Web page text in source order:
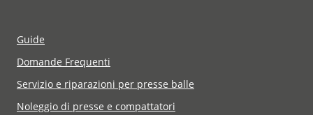
Guide
Domande Frequenti
Servizio e riparazioni per presse balle
Noleggio di presse e compattatori